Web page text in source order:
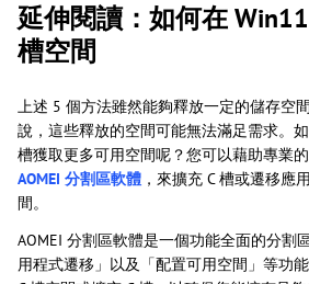
延伸閱讀：如何在
槽空間
上述 5 個方法雖然能夠釋放一定的儲存空
說，這些釋放的空間可能無法滿足需求。
槽獲取更多可用空間呢？您可以藉助專業
AOMEI 分割區軟體 ，來擴充 C 槽或遷移應
間。
AOMEI 分割區軟體是一個功能全面的分割
用程式遷移」以及「配置可用空間」等功